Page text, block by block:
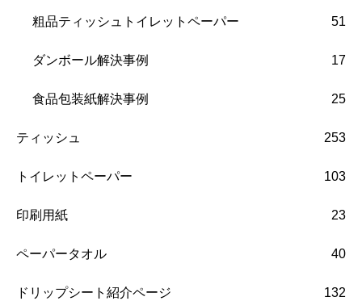
粗品ティッシュトイレットペーパー 51
ダンボール解決事例 17
食品包装紙解決事例 25
ティッシュ 253
トイレットペーパー 103
印刷用紙 23
ペーパータオル 40
ドリップシート紹介ページ 132